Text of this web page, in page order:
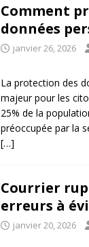
Comment
données
janvier 26, 2026
La protection des
majeur pour les
25% de la
préoccupée par la
[…]
Courrier
erreurs à
janvier 20, 2026